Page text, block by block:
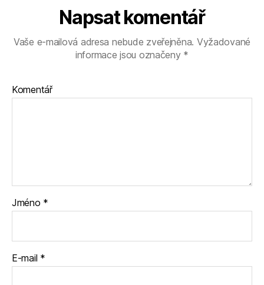
Napsat komentář
Vaše e-mailová adresa nebude zveřejněna. Vyžadované
informace jsou označeny *
Komentář
Jméno *
E-mail *